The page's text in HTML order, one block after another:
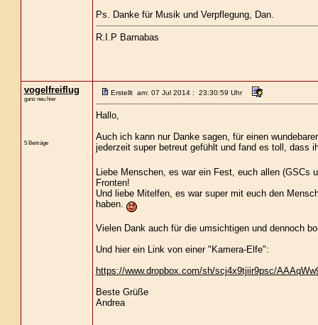
Ps. Danke für Musik und Verpflegung, Dan.
R.I.P Barnabas
vogelfreiflug
ganz neu hier
5 Beiträge
Erstellt am: 07 Jul 2014 : 23:30:59 Uhr
Hallo,
Auch ich kann nur Danke sagen, für einen
jederzeit super betreut gefühlt und fand es toll, dass
Liebe Menschen, es war ein Fest, euch allen (GSCs
Fronten!
Und liebe Mitelfen, es war super mit euch den
haben.
Vielen Dank auch für die umsichtigen und dennoch
Und hier ein Link von einer "Kamera-Elfe":
https://www.dropbox.com/sh/scj4x9tjiir9psc/
Beste Grüße
Andrea